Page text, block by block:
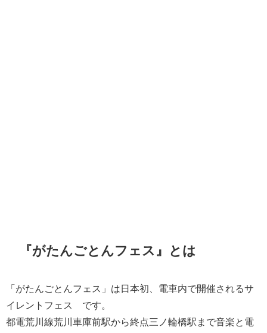
『がたんごとんフェス』とは
「がたんごとんフェス」は日本初、電車内で開催されるサ
イレントフェス™です。
都電荒川線荒川車庫前駅から終点三ノ輪橋駅まで音楽と電